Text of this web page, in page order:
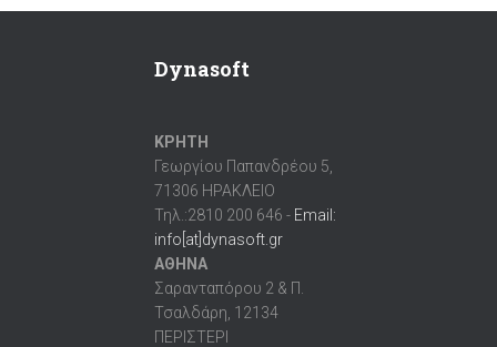
Dynasoft
ΚΡΗΤΗ
Γεωργίου Παπανδρέου 5,
71306 ΗΡΑΚΛΕΙΟ
Τηλ.:2810 200 646 - Email:
info[at]dynasoft.gr
ΑΘΗΝΑ
Σαρανταπόρου 2 & Π.
Τσαλδάρη, 12134
ΠΕΡΙΣΤΕΡΙ